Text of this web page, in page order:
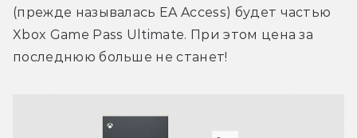
(прежде называлась EA Access) будет частью
Xbox Game Pass Ultimate. При этом цена за
последнюю больше не станет!